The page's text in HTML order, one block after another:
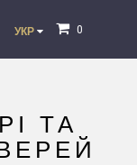
УКР 0
ТА